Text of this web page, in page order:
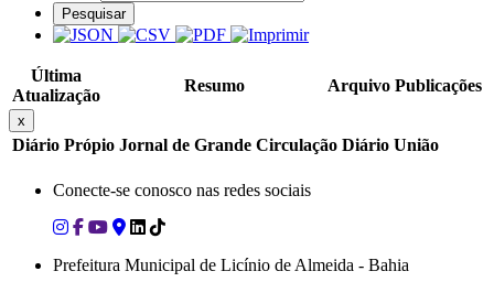
Pesquisar
Última
Atualização
Resumo Arquivo Publicações
x
Diário Própio Jornal de Grande Circulação Diário União
Conecte-se conosco nas redes sociais
Prefeitura Municipal de Licínio de Almeida - Bahia